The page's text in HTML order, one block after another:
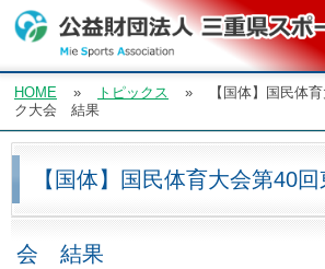
HOME » トピックス »
【国体】国民体
ク大会 結果
【国体】国民体育大会第40
会 結果